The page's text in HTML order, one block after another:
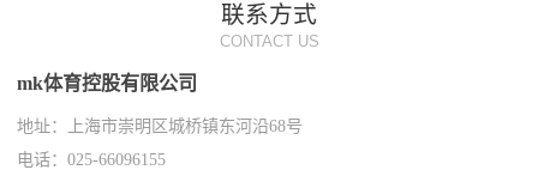
联系方式
CONTACT US
mk体育控股有限公司
地址：上海市崇明区城桥镇东河沿68号
电话：025-66096155